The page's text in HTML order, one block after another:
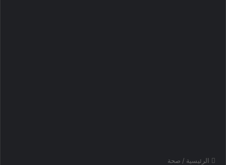
الرئيسية / صحة